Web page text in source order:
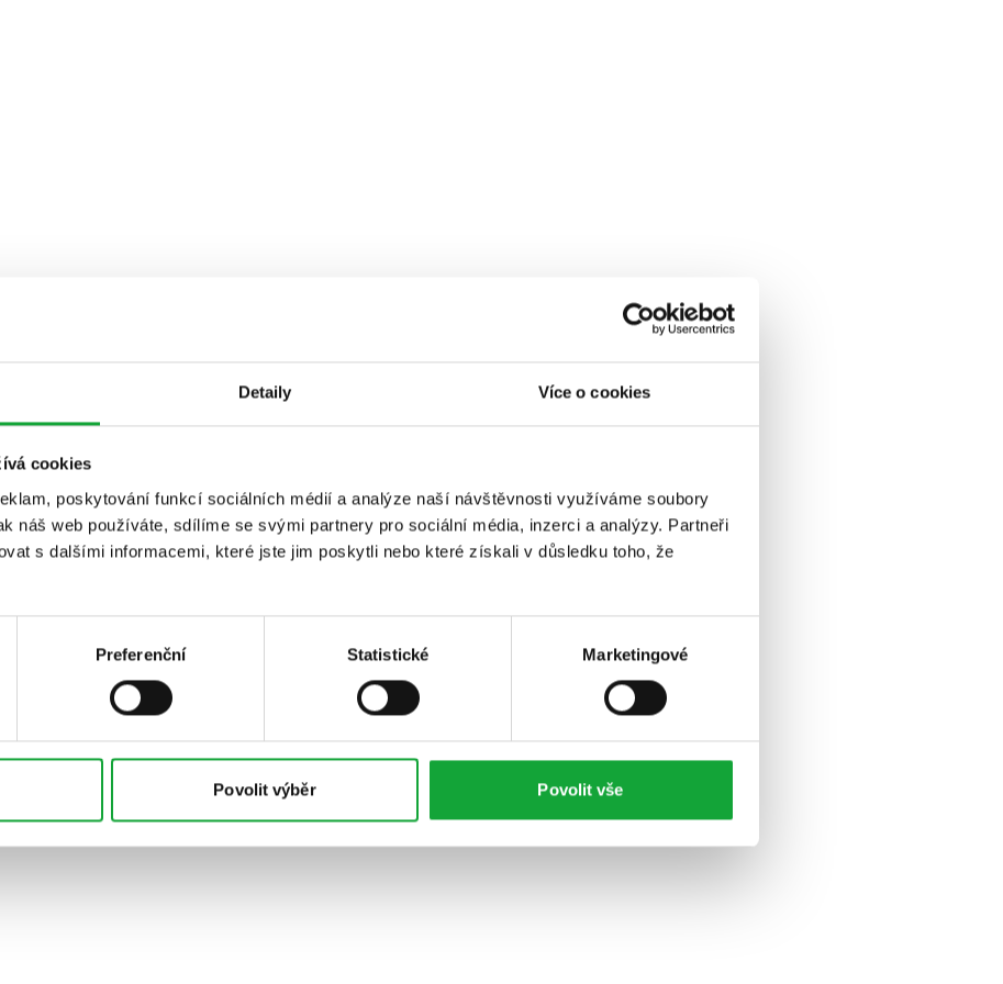
Detaily Více o cookies
cookies
poskytování funkcí sociálních médií a analýze naší návštěvnosti využíváme soubory
náš web používáte, sdílíme se svými partnery pro sociální média, inzerci a analýzy. Partneři
s dalšími informacemi, které jste jim poskytli nebo které získali v důsledku toho, že
Preferenční Statistické Marketingové
Povolit výběr Povolit vše